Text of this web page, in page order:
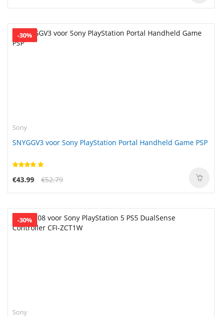
-30%
Sony
SNYGGV3 voor Sony PlayStation Portal Handheld Game PSP
€43.99 €52.79
-30%
Sony